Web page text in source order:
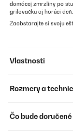
domácej zmrzliny po
grilovačku aj horúci deň.
Zaobstarajte si svoju
Vlastnosti
Rozmery a
Čo bude doručené